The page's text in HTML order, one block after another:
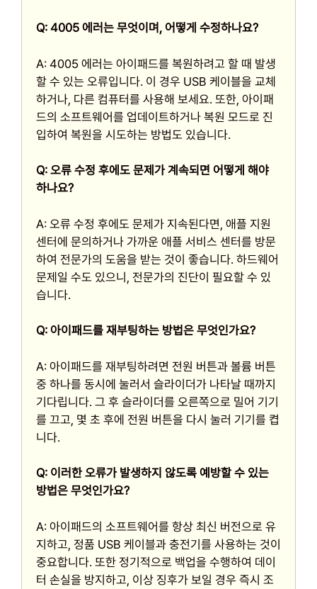
Q: 4005 에러는 무엇이며, 어떻게 수정하나요?
A: 4005 에러는 아이패드를 복원하려고 할 때 발생
할 수 있는 오류입니다. 이 경우 USB 케이블을 교체
하거나, 다른 컴퓨터를 사용해 보세요. 또한, 아이패
드의 소프트웨어를 업데이트하거나 복원 모드로 진
입하여 복원을 시도하는 방법도 있습니다.
Q: 오류 수정 후에도 문제가 계속되면 어떻게 해야
하나요?
A: 오류 수정 후에도 문제가 지속된다면, 애플 지원
센터에 문의하거나 가까운 애플 서비스 센터를 방문
하여 전문가의 도움을 받는 것이 좋습니다. 하드웨어
문제일 수도 있으니, 전문가의 진단이 필요할 수 있
습니다.
Q: 아이패드를 재부팅하는 방법은 무엇인가요?
A: 아이패드를 재부팅하려면 전원 버튼과 볼륨 버튼
중 하나를 동시에 눌러서 슬라이더가 나타날 때까지
기다립니다. 그 후 슬라이더를 오른쪽으로 밀어 기기
를 끄고, 몇 초 후에 전원 버튼을 다시 눌러 기기를 켭
니다.
Q: 이러한 오류가 발생하지 않도록 예방할 수 있는
방법은 무엇인가요?
A: 아이패드의 소프트웨어를 항상 최신 버전으로 유
지하고, 정품 USB 케이블과 충전기를 사용하는 것이
중요합니다. 또한 정기적으로 백업을 수행하여 데이
터 손실을 방지하고, 이상 징후가 보일 경우 즉시 조